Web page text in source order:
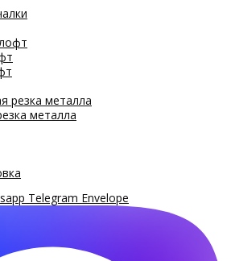
резка металла
металла
Telegram Envelope